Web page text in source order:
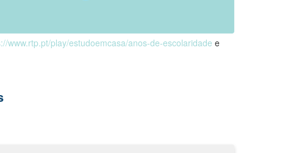
www.rtp.pt/play/estudoemcasa/anos-de-escolaridade e